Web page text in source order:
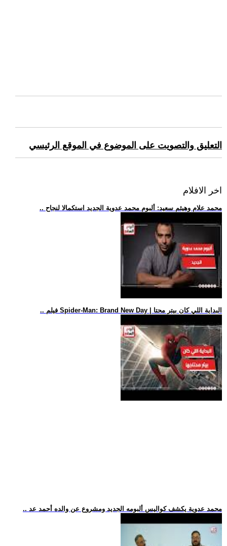
التعليق والتصويت على الموضوع في الموقع الرئيسي
اخر الافلام
.. محمد علام وهيثم سعيد: ألبوم محمد عدوية الجديد استكمالا لنجاح
.. فيلم Spider-Man: Brand New Day | البداية اللي كان بيتر محتا
.. محمد عدوية يكشف كواليس ألبومه الجديد ومشروع عن والده أحمد عد